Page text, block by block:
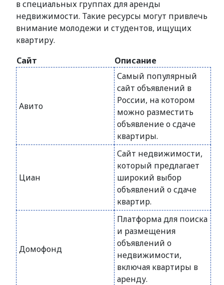
в специальных группах для аренды
недвижимости. Такие ресурсы могут привлечь
внимание молодежи и студентов, ищущих
квартиру.
Сайт
Описание
Авито
Самый популярный
сайт объявлений в
России, на котором
можно разместить
объявление о сдаче
квартиры.
Циан
Сайт недвижимости,
который предлагает
широкий выбор
объявлений о сдаче
квартир.
Домофонд
Платформа для поиска
и размещения
объявлений о
недвижимости,
включая квартиры в
аренду.